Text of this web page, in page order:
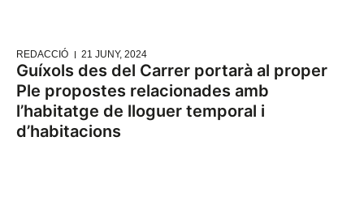
REDACCIÓ 21 JUNY, 2024
Guíxols des del Carrer portarà al proper
Ple propostes relacionades amb
l’habitatge de lloguer temporal i
d’habitacions